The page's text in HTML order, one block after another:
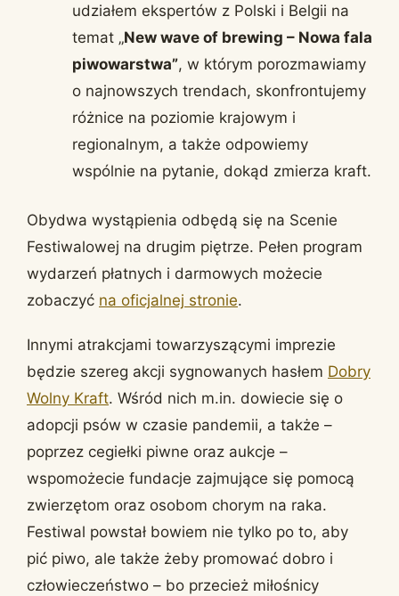
udziałem ekspertów z Polski i Belgii na
temat „New wave of brewing – Nowa fala
piwowarstwa”, w którym porozmawiamy
o najnowszych trendach, skonfrontujemy
różnice na poziomie krajowym i
regionalnym, a także odpowiemy
wspólnie na pytanie, dokąd zmierza kraft.
Obydwa wystąpienia odbędą się na Scenie
Festiwalowej na drugim piętrze. Pełen program
wydarzeń płatnych i darmowych możecie
zobaczyć na oficjalnej stronie.
Innymi atrakcjami towarzyszącymi imprezie
będzie szereg akcji sygnowanych hasłem Dobry
Wolny Kraft. Wśród nich m.in. dowiecie się o
adopcji psów w czasie pandemii, a także –
poprzez cegiełki piwne oraz aukcje –
wspomożecie fundacje zajmujące się pomocą
zwierzętom oraz osobom chorym na raka.
Festiwal powstał bowiem nie tylko po to, aby
pić piwo, ale także żeby promować dobro i
człowieczeństwo – bo przecież miłośnicy